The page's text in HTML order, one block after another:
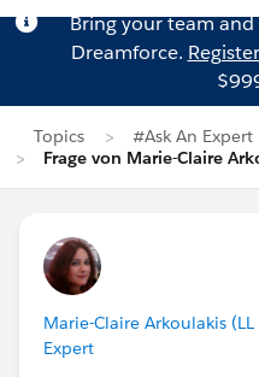
Bring your team
Dreamforce. Register
Topics
#Ask An Expert
Frage von Marie-Claire
Marie-Claire Arkoulakis
Expert